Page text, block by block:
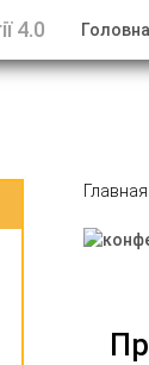
Головна
Главная